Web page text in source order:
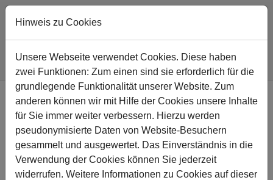
Zum Hauptinhalt springen
Sie sind hier:
Fridtjof Nansen Realschule Lernen
Schwerpunkte
Soziales Lernen
Schwerpunkte
Umgang mit digitalen Medien
Sprachkompetenzen ausbauen
Musisch-künstlerische Förderung
Gesundheitsorientierte, sportliche Ausbildung
Hinweis zu Cookies
Unsere Webseite verwendet Cookies. Diese haben
zwei Funktionen: Zum einen sind sie erforderlich für die
grundlegende Funktionalität unserer Website. Zum
anderen können wir mit Hilfe der Cookies unsere Inhalte
für Sie immer weiter verbessern. Hierzu werden
pseudonymisierte Daten von Website-Besuchern
gesammelt und ausgewertet. Das Einverständnis in die
Verwendung der Cookies können Sie jederzeit
widerrufen. Weitere Informationen zu Cookies auf dieser